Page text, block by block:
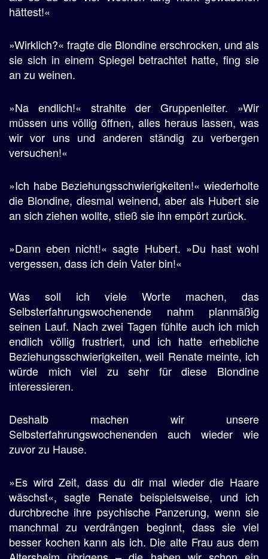
hättest!«
»Wirklich?« fragte die Blondine erschrocken, und als
sie sich in einem Spiegel betrachtet hatte, fing sie
an zu weinen.
»Na endlich!« strahlte der Gruppenleiter. »Wir
müssen uns völlig öffnen, alles heraus lassen, was
wir vor uns und anderen ständig zu verbergen
versuchen!«
»Ich habe Beziehungsschwierigkeiten!« wiederholte
die Blondine, diesmal weinend, aber als Hubert sie
an sich ziehen wollte, stieß sie ihn empört zurück.
»Dann eben nicht!« sagte Hubert. »Du hast wohl
vergessen, dass ich dein Vater bin!«
Was soll ich viele Worte machen, das
Selbsterfahrungswochenende nahm planmäßig
seinen Lauf. Nach zwei Tagen fühlte auch ich mich
endlich völlig frustriert, und ich hatte erhebliche
Beziehungsschwierigkeiten, weil Renate meinte, ich
würde mich viel zu sehr für diese Blondine
interessieren.
Deshalb machen wir unsere
Selbsterfahrungswochenenden auch wieder wie
zuvor zu Hause.
»Es wird Zeit, dass du dir mal wieder die Haare
wäschst«, sagte Renate beispielsweise, und ich
durchbreche ihre psychische Panzerung, wenn sie
manchmal zu verdrängen beginnt, dass sie viel
besser kochen kann als ich. Die alte Frau aus dem